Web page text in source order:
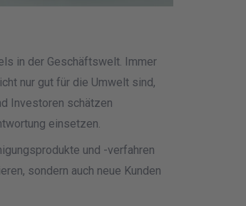
in der Geschäftswelt. Immer
nur gut für die Umwelt sind,
Investoren schätzen
einsetzen.
und -verfahren
sondern auch neue Kunden